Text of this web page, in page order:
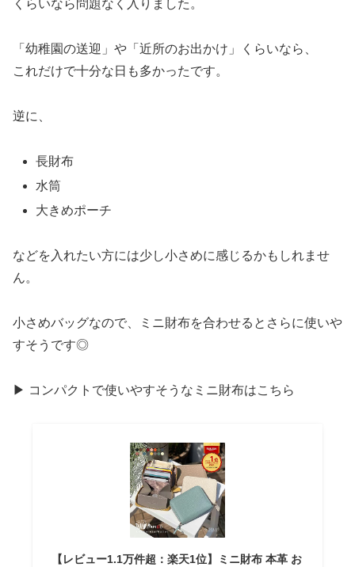
くらいなら問題なく入りました。
「幼稚園の送迎」や「近所のお出かけ」くらいなら、
これだけで十分な日も多かったです。
逆に、
長財布
水筒
大きめポーチ
などを入れたい方には少し小さめに感じるかもしれませ
ん。
小さめバッグなので、ミニ財布を合わせるとさらに使いや
すそうです◎
▶ コンパクトで使いやすそうなミニ財布はこちら
【レビュー1.1万件超：楽天1位】ミニ財布 本革 お